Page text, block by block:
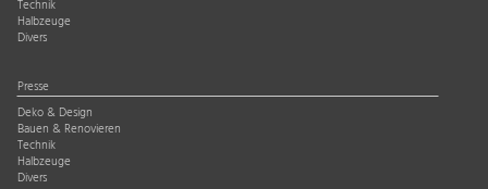
Technik
Halbzeuge
Divers
Presse
Deko & Design
Bauen & Renovieren
Technik
Halbzeuge
Divers